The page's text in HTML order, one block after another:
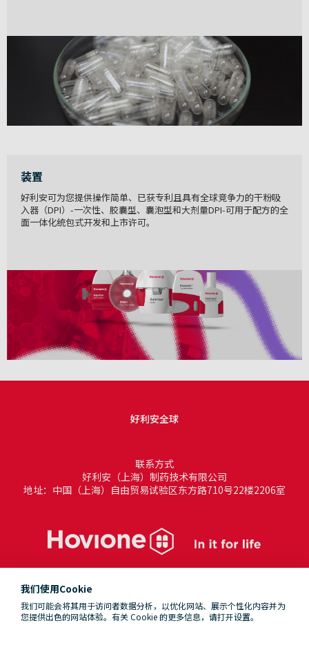
装置
好利安可为您提供操作简单、已获专利且具有全球竞争力的干粉吸
入器（DPI）-一次性、胶囊型、囊泡型和大剂量DPI-可用于配方的全
面一体化统包式开发和上市许可。
好利安全球
联系方式
好利安（上海）制药技术有限公司
地址：中国（上海）自由贸易试验区东方路710号22楼2206室
我们使用Cookie
我们可能会将其用于访问者数据分析，以优化网站、展示个性化内容并为
您提供出色的网站体验。有关 Cookie 的更多信息，请打开设置。